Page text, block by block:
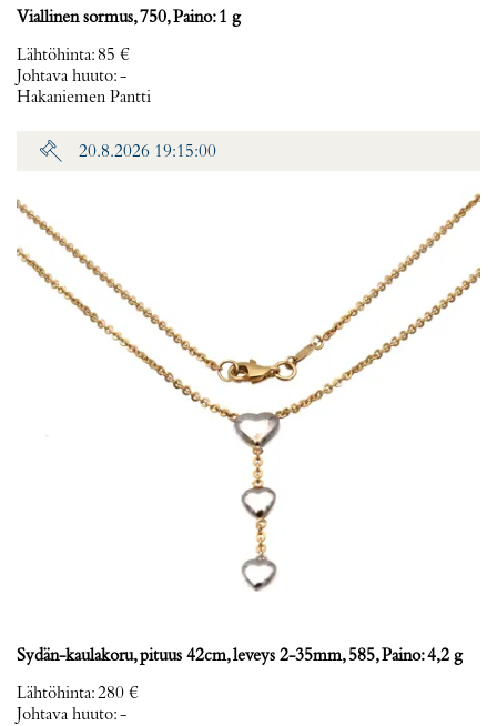
Viallinen sormus, 750, Paino: 1 g
Lähtöhinta:85 €
Johtava huuto:-
Hakaniemen Pantti
20.8.2026 19:15:00
Sydän-kaulakoru, pituus 42cm, leveys 2-35mm, 585, Paino: 4,2 g
Lähtöhinta:280 €
Johtava huuto:-